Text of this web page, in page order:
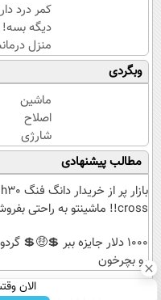
کمر درد
دیگه بسه!
منزل
کن
وبگردی
ماشین
اصلاح
شارژی
(قیمت
باورنکردنی
تا امشب)
مطالب پیشنهادی
بازار پر از خریدار دانگ فنگ h30
cross!! ماشینتو به راحتی بفروش
1000 دلار جایزه ببر 💲🤑💲
رو بچرخون
الان